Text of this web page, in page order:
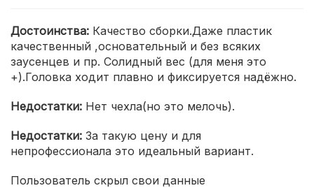
Достоинства: Качество сборки.Даже пластик
качественный ,основательный и без всяких
заусенцев и пр. Солидный вес (для меня это
+).Головка ходит плавно и фиксируется надёжно.
Недостатки: Нет чехла(но это мелочь).
Недостатки: За такую цену и для
непрофессионала это идеальный вариант.
Пользователь скрыл свои данные